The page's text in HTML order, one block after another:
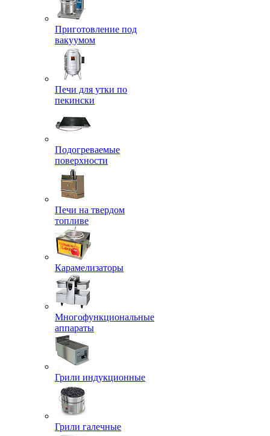
Приготовление под
вакуумом
Печи для утки по
пекински
Подогреваемые
поверхности
Печи на твердом
топливе
Карамелизаторы
Многофункциональные
аппараты
Грили индукционные
Грили галечные